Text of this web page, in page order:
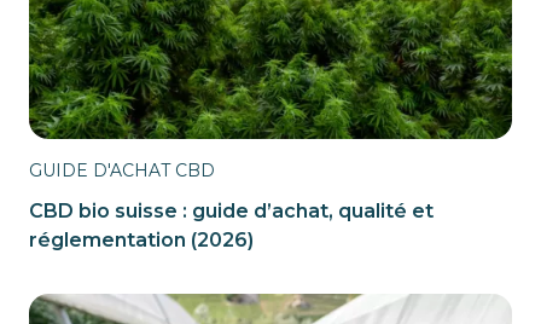
GUIDE D'ACHAT CBD
CBD bio suisse : guide d’achat, qualité et
réglementation (2026)